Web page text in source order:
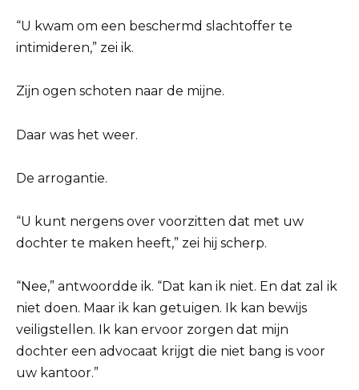
“U kwam om een beschermd slachtoffer te
intimideren,” zei ik.
Zijn ogen schoten naar de mijne.
Daar was het weer.
De arrogantie.
“U kunt nergens over voorzitten dat met uw
dochter te maken heeft,” zei hij scherp.
“Nee,” antwoordde ik. “Dat kan ik niet. En dat zal ik
niet doen. Maar ik kan getuigen. Ik kan bewijs
veiligstellen. Ik kan ervoor zorgen dat mijn
dochter een advocaat krijgt die niet bang is voor
uw kantoor.”